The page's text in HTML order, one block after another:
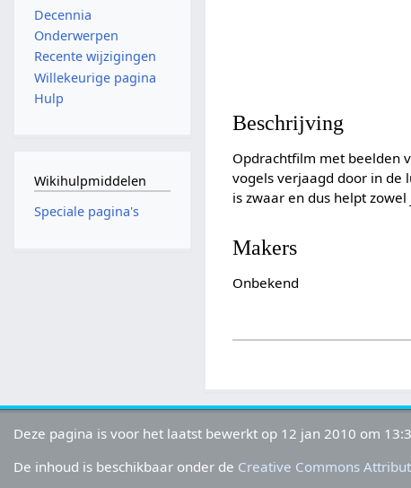
Beschrijving
Opdrachtfilm met beelden
vogels verjaagd door in de
is zwaar en dus helpt
Makers
Onbekend
Decennia
Onderwerpen
Recente wijzigingen
Willekeurige pagina
Hulp
Wikihulpmiddelen
Speciale pagina's
Deze pagina is voor het laatst bewerkt op 12 jan 2010 om
De inhoud is beschikbaar onder de Creative Commons